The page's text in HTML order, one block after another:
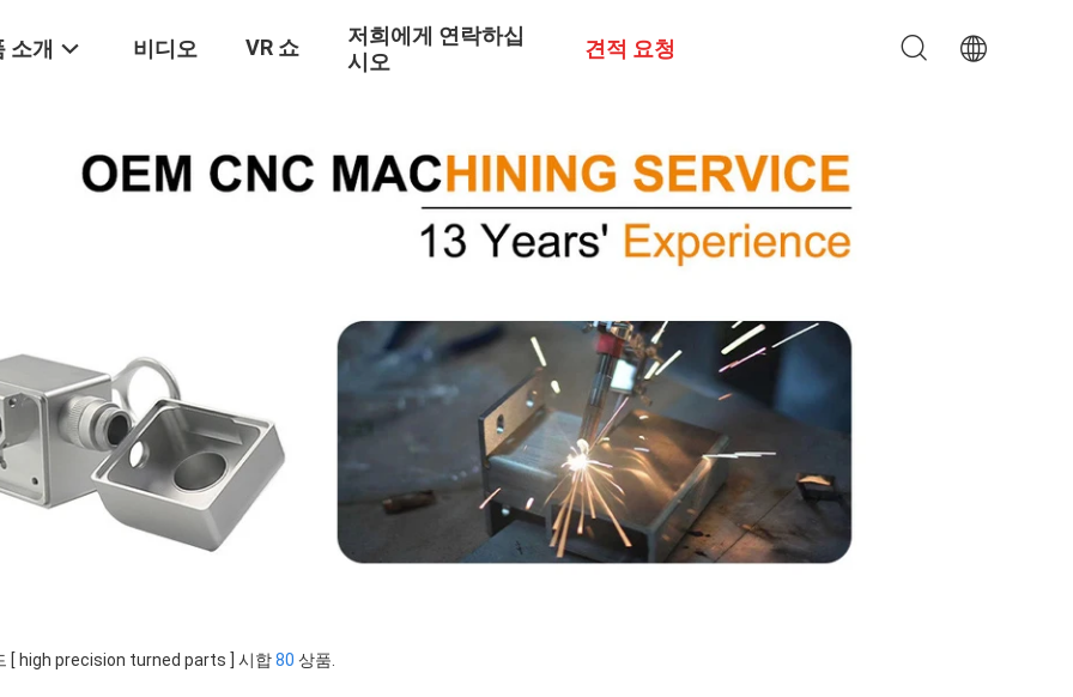
소개 비디오 VR 쇼
저희에게 연락하십
시오
견적 요청
[ high precision turned parts ] 시합80 상품.